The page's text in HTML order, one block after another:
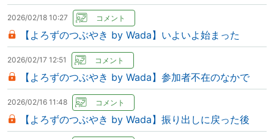
2026/02/18 10:27
【よろずのつぶやき by Wada】いよいよ始まった
2026/02/17 12:51
【よろずのつぶやき by Wada】参加者不在のなかで
2026/02/16 11:48
【よろずのつぶやき by Wada】振り出しに戻った後